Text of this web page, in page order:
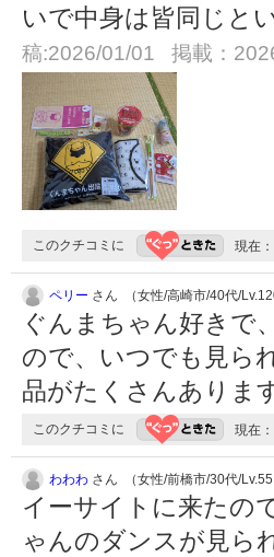
いで中身は皆同じと
稿:2026/01/01 掲載：
このクチコミに 現在：
ペリー さん （女性/高崎市/40代/
ぐんまちゃん好きで
ので、いつでも見ら
品がたくさんありま
このクチコミに 現在：
わわわ さん （女性/前橋市/30代/Lv.55
イーサイトに来たの
ゃんのダンスが見ら